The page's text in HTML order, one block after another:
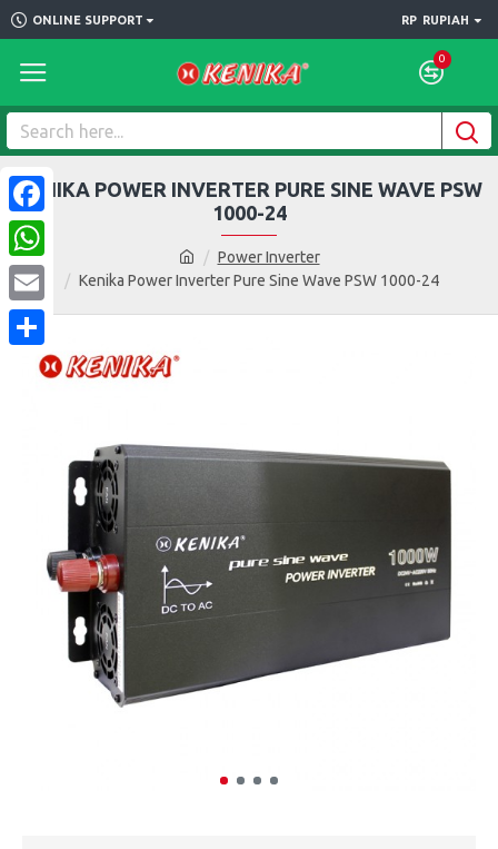
ONLINE SUPPORT RP RUPIAH
0
Power Inverter
Kenika Power Inverter Pure Sine Wave PSW 1000-24
KENIKA POWER INVERTER PURE SINE WAVE PSW
1000-24
Facebook
WhatsApp
Email
Share